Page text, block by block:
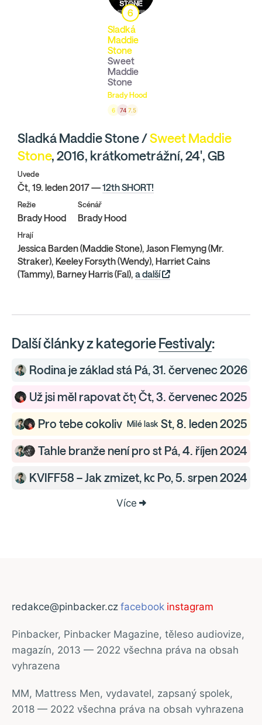
6
Sladká
Maddie
Stone
Sweet
Maddie
Stone
Brady Hood
6 74 7.5
Sladká Maddie Stone /Sweet Maddie
Stone, 2016, krátkometrážní, 24', GB
Uvede
Čt, 19. leden 2017 —12th SHORT!
Režie
Brady Hood
Scénář
Brady Hood
Hrají
Jessica Barden (Maddie Stone), Jason Flemyng (Mr.
Straker), Keeley Forsyth (Wendy), Harriet Cains
(Tammy), Barney Harris (Fal), a další
Další články z kategorie Festivaly:
Rodina je základ státu Fjord — Festivaly
Pá, 31. červenec 2026
Už jsi měl rapovat čtyři minuty, ty Ire Kneecap
Čt, 3. červenec 2025
Pro tebe cokoliv
Milé laskavosti — Festivaly
St, 8. leden 2025
Tahle branže není pro starý Substance —
Pá, 4. říjen 2024
KVIFF58 – Jak zmizet, kompletně Paměť, Oslava
Po, 5. srpen 2024
Více
redakce@pinbacker.cz facebook instagram
Pinbacker, Pinbacker Magazine, těleso audiovize,
magazín, 2013 — 2022 všechna práva na obsah
vyhrazena
MM, Mattress Men, vydavatel, zapsaný spolek,
2018 — 2022 všechna práva na obsah vyhrazena